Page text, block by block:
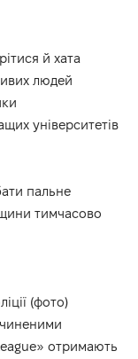
й хата
людей
університетів
пальне
тимчасово
(фото)
отримають